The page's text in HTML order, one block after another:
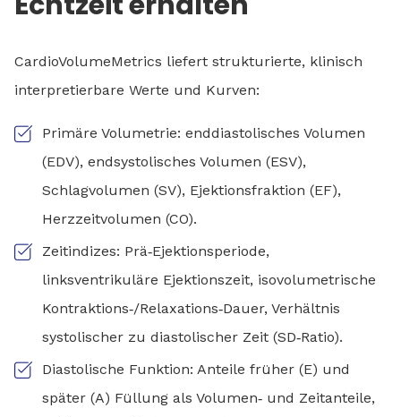
CardioVolumeMetrics liefert strukturierte, klinisch
interpretierbare Werte und Kurven:
Primäre Volumetrie: enddiastolisches Volumen
(EDV), endsystolisches Volumen (ESV),
Schlagvolumen (SV), Ejektionsfraktion (EF),
Herzzeitvolumen (CO).
Zeitindizes: Prä‑Ejektionsperiode,
linksventrikuläre Ejektionszeit, isovolumetrische
Kontraktions‑/Relaxations‑Dauer, Verhältnis
systolischer zu diastolischer Zeit (SD‑Ratio).
Diastolische Funktion: Anteile früher (E) und
später (A) Füllung als Volumen‑ und Zeitanteile,